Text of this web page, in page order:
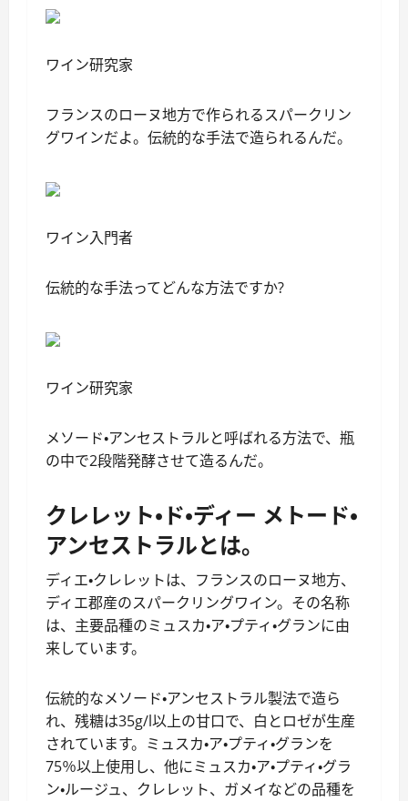
ワイン研究家
フランスのローヌ地方で作られるスパークリン
グワインだよ。伝統的な手法で造られるんだ。
ワイン入門者
伝統的な手法ってどんな方法ですか?
ワイン研究家
メソード・アンセストラルと呼ばれる方法で、瓶
の中で2段階発酵させて造るんだ。
クレレット・ド・ディー メトード・
アンセストラルとは。
ディエ・クレレットは、フランスのローヌ地方、
ディエ郡産のスパークリングワイン。その名称
は、主要品種のミュスカ・ア・プティ・グランに由
来しています。
伝統的なメソード・アンセストラル製法で造ら
れ、残糖は35g/l以上の甘口で、白とロゼが生産
されています。ミュスカ・ア・プティ・グランを
75％以上使用し、他にミュスカ・ア・プティ・グラ
ン・ルージュ、クレレット、ガメイなどの品種を